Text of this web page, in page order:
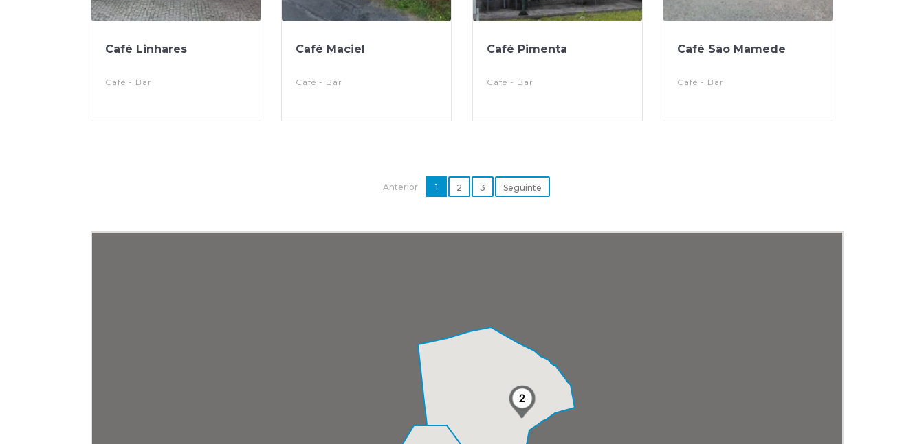
Café Linhares
Café - Bar
Café Maciel
Café - Bar
Café Pimenta
Café - Bar
Café São Mamede
Café - Bar
Anterior 1 2 3 Seguinte
2